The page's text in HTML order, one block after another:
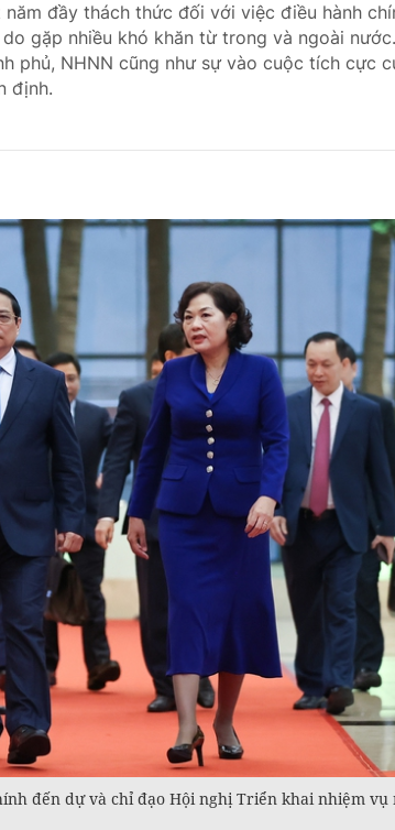
đầy thách thức đối với việc điều hành
gặp nhiều khó khăn từ trong và ngoài
phủ, NHNN cũng như sự vào cuộc tích cực
định.
đến dự và chỉ đạo Hội nghị Triển khai nhiệm vụ